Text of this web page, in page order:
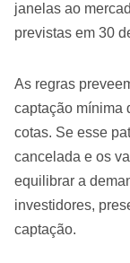
janelas ao
previstas em 30
As regras
captação mínima
cotas. Se esse
cancelada e os
equilibrar a
investidores,
captação.